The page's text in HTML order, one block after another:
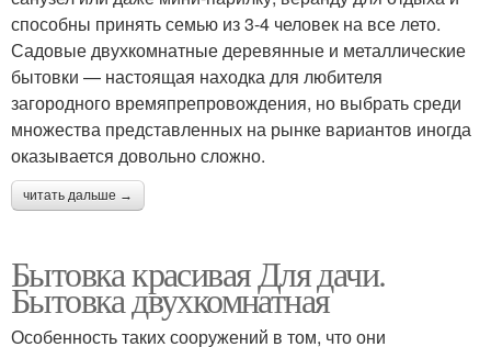
способны принять семью из 3-4 человек на все лето.
Садовые двухкомнатные деревянные и металлические
бытовки — настоящая находка для любителя
загородного времяпрепровождения, но выбрать среди
множества представленных на рынке вариантов иногда
оказывается довольно сложно.
читать дальше →
Бытовка красивая Для дачи.
Бытовка двухкомнатная
Особенность таких сооружений в том, что они